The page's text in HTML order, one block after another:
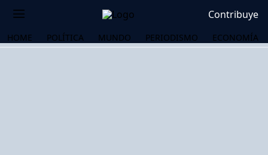
Contribuye
HOME POLÍTICA MUNDO PERIODISMO ECONOMÍA